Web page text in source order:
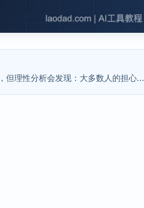
但理性分析会发现：大多数人的担心…